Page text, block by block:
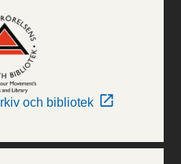
och bibliotek